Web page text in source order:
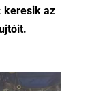
keresik az